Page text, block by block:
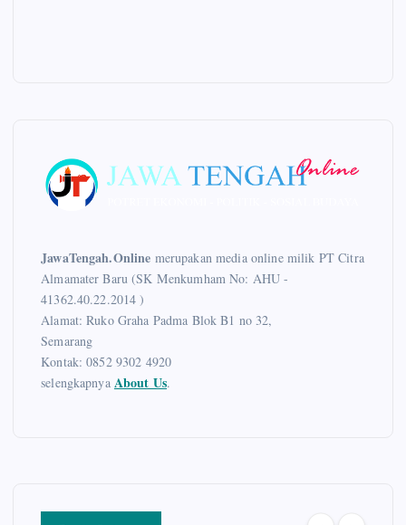
JawaTengah.Online merupakan media online milik PT Citra
Almamater Baru (SK Menkumham No: AHU -
41362.40.22.2014 )
Alamat: Ruko Graha Padma Blok B1 no 32,
Semarang
Kontak: 0852 9302 4920
selengkapnya About Us.